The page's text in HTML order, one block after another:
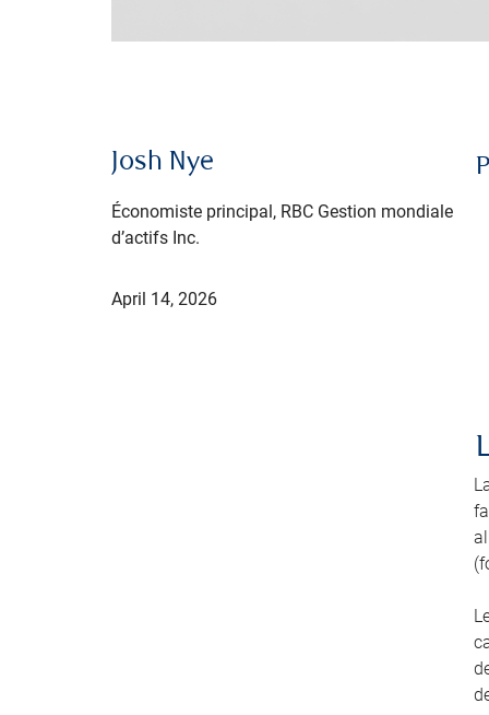
Josh Nye
Économiste principal, RBC Gestion mondiale
d’actifs Inc.
April 14, 2026